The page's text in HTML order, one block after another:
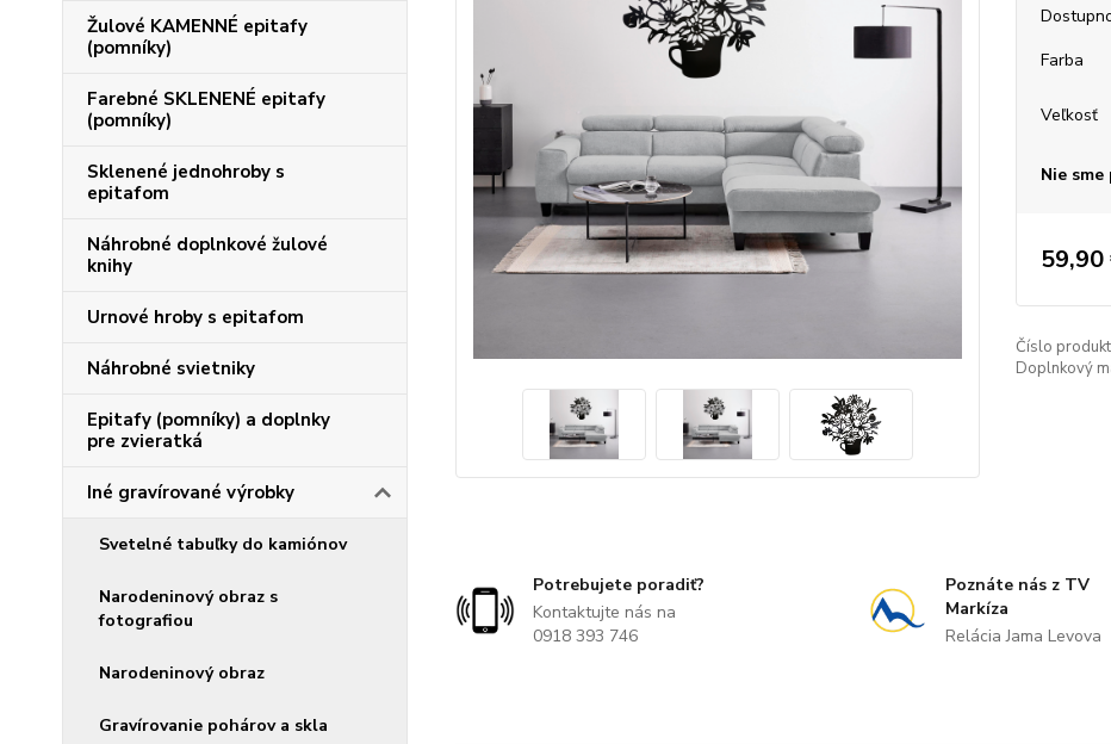
Žulové KAMENNÉ epitafy
(pomníky)
Farebné SKLENENÉ epitafy
(pomníky)
Sklenené jednohroby s
epitafom
Náhrobné doplnkové žulové
knihy
Urnové hroby s epitafom
Náhrobné svietniky
Epitafy (pomníky) a doplnky
pre zvieratká
Iné gravírované výrobky
Svetelné tabuľky do kamiónov
Narodeninový obraz s
fotografiou
Narodeninový obraz
Gravírovanie pohárov a skla
Farba
Veľkosť
Nie
59,90
Číslo
Doplnkový
Potrebujete poradiť?
Kontaktujte nás na
0918 393 746
Poznáte nás z TV
Markíza
Relácia Jama Levova